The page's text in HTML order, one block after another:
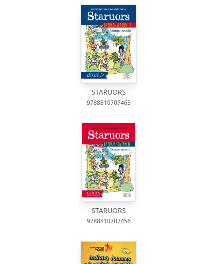
STARUORS
9788810707463
STARUORS
9788810707456